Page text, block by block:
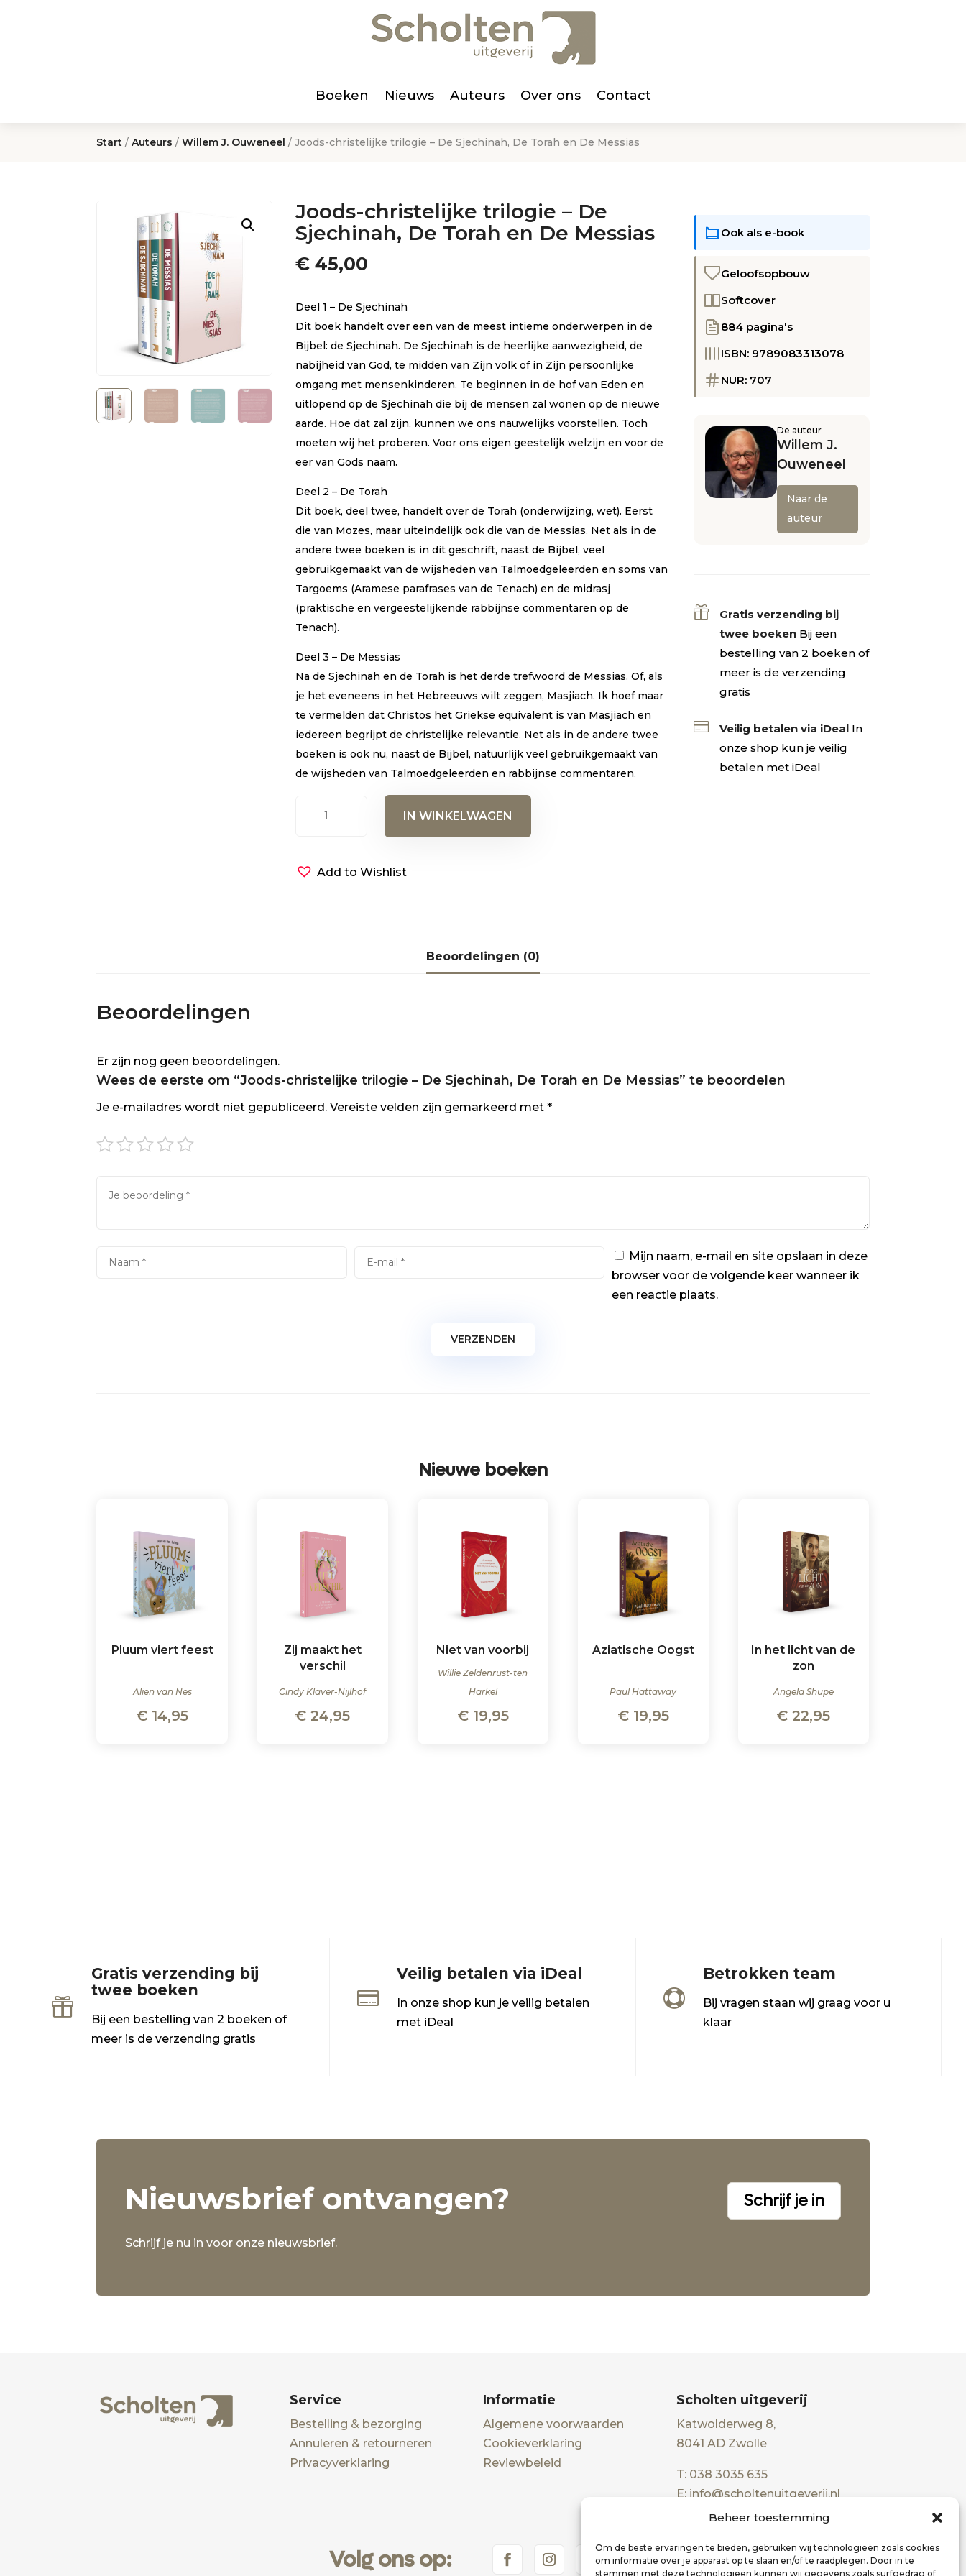
Beheer toestemming
Om de beste ervaringen te bieden, gebruiken wij technologieën zoals cookies
om informatie over je apparaat op te slaan en/of te raadplegen. Door in te
stemmen met deze technologieën kunnen wij gegevens zoals surfgedrag of
Boeken Nieuws Auteurs Over ons Contact
Start /Auteurs /Willem J. Ouweneel / Joods-christelijke trilogie – De Sjechinah, De Torah en De Messias
Joods-christelijke trilogie – De
Sjechinah, De Torah en De Messias
€ 45,00
Deel 1 – De Sjechinah
Dit boek handelt over een van de meest intieme onderwerpen in de
Bijbel: de Sjechinah. De Sjechinah is de heerlijke aanwezigheid, de
nabijheid van God, te midden van Zijn volk of in Zijn persoonlijke
omgang met mensenkinderen. Te beginnen in de hof van Eden en
uitlopend op de Sjechinah die bij de mensen zal wonen op de nieuwe
aarde. Hoe dat zal zijn, kunnen we ons nauwelijks voorstellen. Toch
moeten wij het proberen. Voor ons eigen geestelijk welzijn en voor de
eer van Gods naam.
Deel 2 – De Torah
Dit boek, deel twee, handelt over de Torah (onderwijzing, wet). Eerst
die van Mozes, maar uiteindelijk ook die van de Messias. Net als in de
andere twee boeken is in dit geschrift, naast de Bijbel, veel
gebruikgemaakt van de wijsheden van Talmoedgeleerden en soms van
Targoems (Aramese parafrases van de Tenach) en de midrasj
(praktische en vergeestelijkende rabbijnse commentaren op de
Tenach).
Deel 3 – De Messias
Na de Sjechinah en de Torah is het derde trefwoord de Messias. Of, als
je het eveneens in het Hebreeuws wilt zeggen, Masjiach. Ik hoef maar
te vermelden dat Christos het Griekse equivalent is van Masjiach en
iedereen begrijpt de christelijke relevantie. Net als in de andere twee
boeken is ook nu, naast de Bijbel, natuurlijk veel gebruikgemaakt van
de wijsheden van Talmoedgeleerden en rabbijnse commentaren.
christelijke
-
De
IN WINKELWAGEN
Add to Wishlist
Ook als e-book
Geloofsopbouw
Softcover
884 pagina's
ISBN: 9789083313078
NUR: 707
De auteur
Willem J.
Ouweneel
Naar de
auteur

Gratis verzending bij
twee boeken Bij een
bestelling van 2 boeken of
meer is de verzending
gratis
 Veilig betalen via iDeal In
onze shop kun je veilig
betalen met iDeal
Beoordelingen (0)
Beoordelingen
Er zijn nog geen beoordelingen.
Wees de eerste om “Joods-christelijke trilogie – De Sjechinah, De Torah en De Messias” te beoordelen
Je e-mailadres wordt niet gepubliceerd. Vereiste velden zijn gemarkeerd met*
Mijn naam, e-mail en site opslaan in deze
browser voor de volgende keer wanneer ik
een reactie plaats.
Nieuwe boeken
Pluum viert feest
Alien van Nes
€ 14,95
Zij maakt het
verschil
Cindy Klaver-Nijlhof
€ 24,95
Niet van voorbij
Willie Zeldenrust-ten
Harkel
€19,95
Aziatische Oogst
Paul Hattaway
€19,95
In het licht van de
zon
Angela Shupe
€ 22,95

Gratis verzending bij
twee boeken
Bij een bestelling van 2 boeken of
meer is de verzending gratis

Veilig betalen via iDeal
In onze shop kun je veilig betalen
met iDeal

Betrokken team
Bij vragen staan wij graag voor u
klaar
Nieuwsbrief ontvangen?
Schrijf je nu in voor onze nieuwsbrief.
Schrijf je in
Service
Bestelling & bezorging
Annuleren & retourneren
Privacyverklaring
Informatie
Algemene voorwaarden
Cookieverklaring
Reviewbeleid
Scholten uitgeverij
Katwolderweg 8,
8041 AD Zwolle
T: 038 3035 635
E: info@scholtenuitgeverij.nl
Volg ons op: